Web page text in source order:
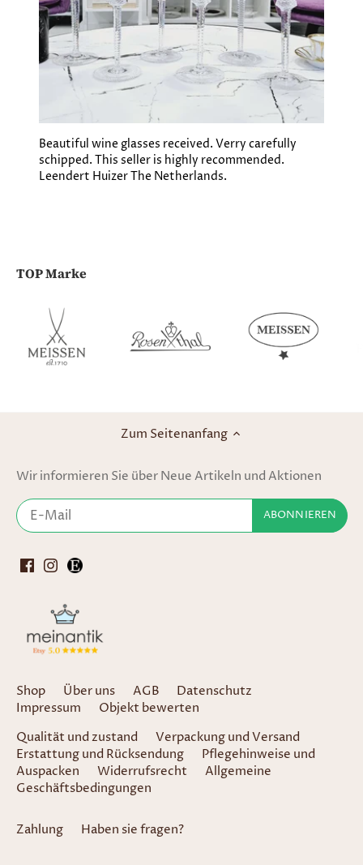
Beautiful wine glasses received. Verry carefully
schipped. This seller is highly recommended.
Leendert Huizer The Netherlands.
TOP Marke
Zum Seitenanfang
Wir informieren Sie über Neue Artikeln und Aktionen
Shop Über uns AGB
Datenschutz
Impressum
Objekt bewerten
Qualität und zustand
Verpackung und Versand
Erstattung und Rücksendung
Pflegehinweise und
Auspacken
Widerrufsrecht
Allgemeine
Geschäftsbedingungen
Zahlung Haben sie fragen?